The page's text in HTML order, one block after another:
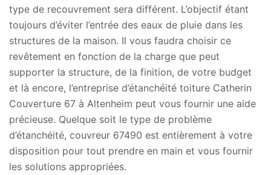
type de recouvrement sera différent. L’objectif étant
toujours d’éviter l’entrée des eaux de pluie dans les
structures de la maison. Il vous faudra choisir ce
revêtement en fonction de la charge que peut
supporter la structure, de la finition, de votre budget
et là encore, l’entreprise d’étanchéité toiture Catherin
Couverture 67 à Altenheim peut vous fournir une aide
précieuse. Quelque soit le type de problème
d’étanchéité, couvreur 67490 est entièrement à votre
disposition pour tout prendre en main et vous fournir
les solutions appropriées.